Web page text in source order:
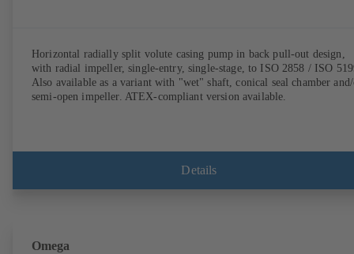
Horizontal radially split volute casing pump in back pull-out design,
with radial impeller, single-entry, single-stage, to ISO 2858 / ISO
Also available as a variant with "wet" shaft, conical seal chamber
semi-open impeller. ATEX-compliant version available.
Details
Omega